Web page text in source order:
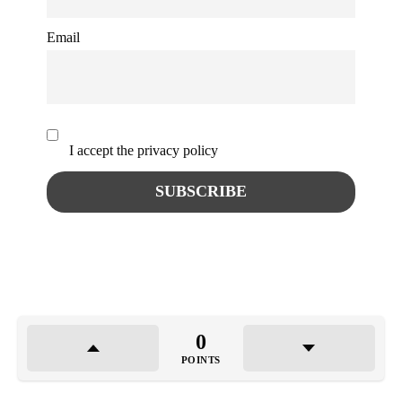
Email
I accept the privacy policy
0
POINTS